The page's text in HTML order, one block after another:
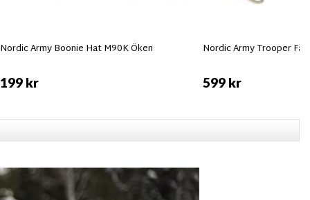
Nordic Army Boonie Hat M90K Öken
199 kr
Nordic Army Trooper
599 kr